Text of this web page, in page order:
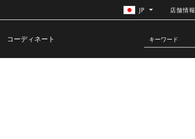
JP 店舗情報
コーディネート